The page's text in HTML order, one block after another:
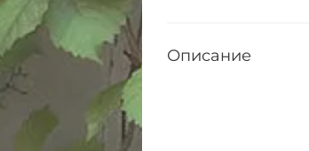
Описание